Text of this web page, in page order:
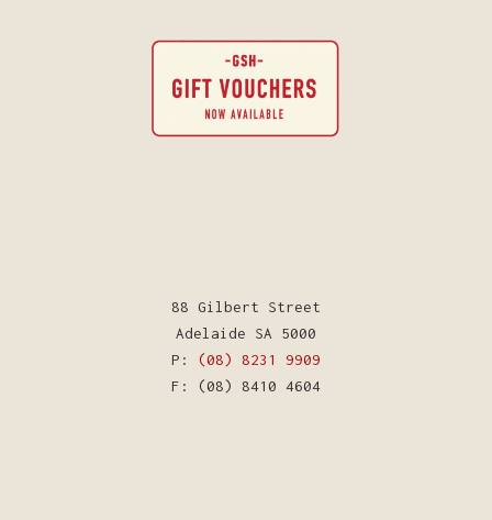
88 Gilbert Street
Adelaide SA 5000
P: (08) 8231 9909
F: (08) 8410 4604